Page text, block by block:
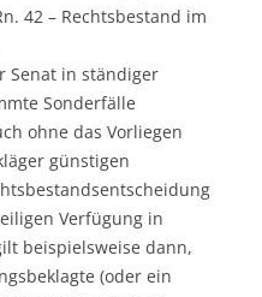
42 – Rechtsbestand im
Senat in ständiger
Sonderfälle
ohne das Vorliegen
günstigen
Verfügung in
beispielsweise dann,
(oder ein